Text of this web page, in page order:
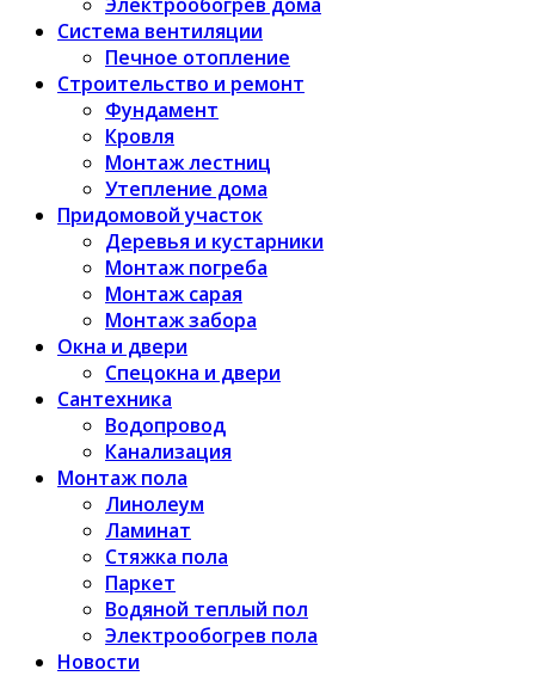
Система вентиляции
Печное отопление
Строительство и ремонт
Фундамент
Кровля
Монтаж лестниц
Утепление дома
Придомовой участок
Деревья и кустарники
Монтаж погреба
Монтаж сарая
Монтаж забора
Окна и двери
Спецокна и двери
Сантехника
Водопровод
Канализация
Монтаж пола
Линолеум
Ламинат
Стяжка пола
Паркет
Водяной теплый пол
Электрообогрев пола
Новости